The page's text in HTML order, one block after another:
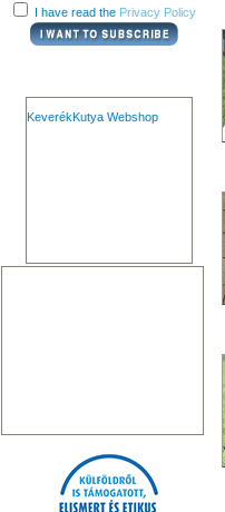
I have read the Privacy Policy
KeverékKutya Webshop